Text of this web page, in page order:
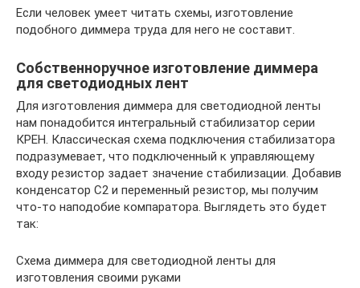
Если человек умеет читать схемы, изготовление
подобного диммера труда для него не составит.
Собственноручное изготовление диммера
для светодиодных лент
Для изготовления диммера для светодиодной ленты
нам понадобится интегральный стабилизатор серии
КРЕН. Классическая схема подключения стабилизатора
подразумевает, что подключенный к управляющему
входу резистор задает значение стабилизации. Добавив
конденсатор С2 и переменный резистор, мы получим
что-то наподобие компаратора. Выглядеть это будет
так:
Схема диммера для светодиодной ленты для
изготовления своими руками